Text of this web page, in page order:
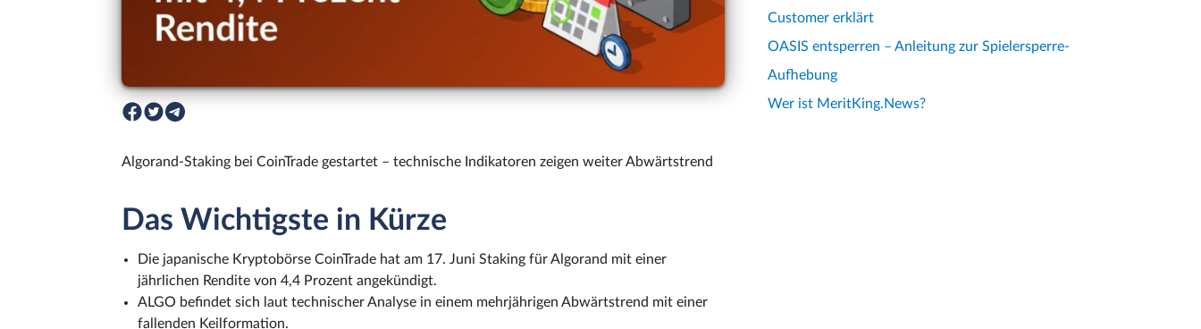
Algorand-Staking bei CoinTrade gestartet – technische Indikatoren zeigen weiter Abwärtstrend
Das Wichtigste in Kürze
Die japanische Kryptobörse CoinTrade hat am 17. Juni Staking für Algorand mit einer
jährlichen Rendite von 4,4 Prozent angekündigt.
ALGO befindet sich laut technischer Analyse in einem mehrjährigen Abwärtstrend mit einer
fallenden Keilformation.
Customer erklärt
OASIS entsperren – Anleitung zur Spielersperre-
Aufhebung
Wer ist MeritKing.News?